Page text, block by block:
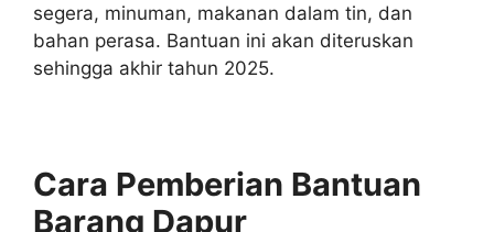
segera, minuman, makanan dalam tin, dan
bahan perasa. Bantuan ini akan diteruskan
sehingga akhir tahun 2025.
Cara Pemberian Bantuan
Barang Dapur